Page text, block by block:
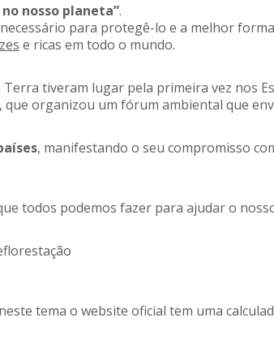
nosso planeta”.
para protegê-lo e a melhor
e ricas em todo o mundo.
Terra tiveram lugar pela primeira vez nos
que organizou um fórum ambiental que
, manifestando o seu compromisso
todos podemos fazer para ajudar o
tema o website oficial tem uma